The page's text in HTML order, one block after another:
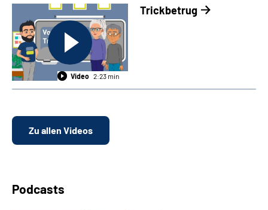
Trickbetrug
Video 2:23 min
Zu allen Videos
Podcasts